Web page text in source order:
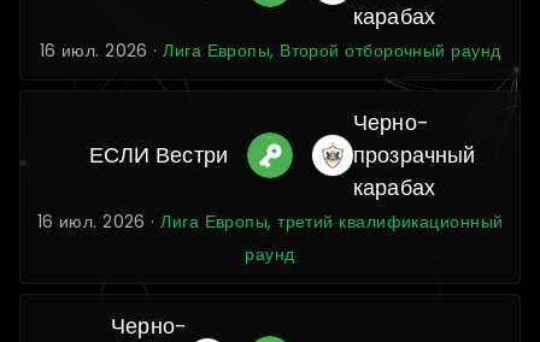
карабах
16 июл. 2026 ·Лига Европы, Второй отборочный раунд
ЕСЛИ Вестри
Черно-
прозрачный
карабах
16 июл. 2026 ·Лига Европы, третий квалификационный
раунд
Черно-